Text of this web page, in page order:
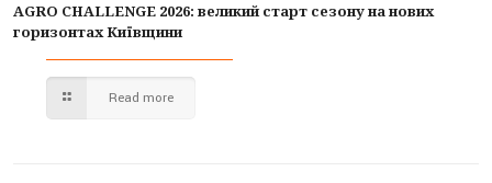
AGRO CHALLENGE 2026: великий старт сезону на нових
горизонтах Київщини
Read more